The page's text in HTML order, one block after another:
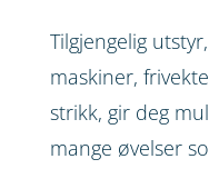
Tilgjengelig
maskiner,
strikk, gir deg
mange øvelser